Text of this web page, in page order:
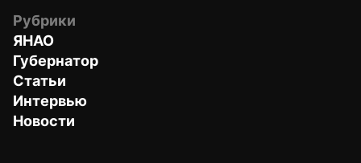
Рубрики
ЯНАО
Губернатор
Статьи
Интервью
Новости